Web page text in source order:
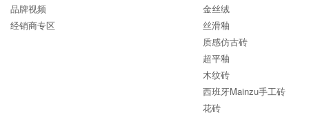
品牌视频
经销商专区
金丝绒
丝滑釉
质感仿古砖
超平釉
木纹砖
西班牙Mainzu手工砖
花砖